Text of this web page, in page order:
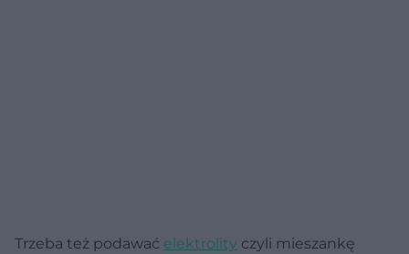
Trzeba też podawać elektrolity czyli mieszankę